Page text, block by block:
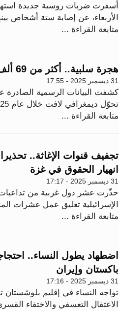
أسفرت ضربات روسية جديدة
الأربعاء، عن إصابة ستة أشخاص
متابعة القراءة ...
هجرة سلبية.. أكثر من 69 ألف مقيم يغادرون إسرائيل في 2025
31 ديسمبر 2025 - 17:55
كشفت البيانات الرسمية الصادرة
تحوّل ديمغرافي لافت خلال عام 2025، يتمثل في تسجيل...
متابعة القراءة ...
تجفيف قنوات الإغاثة..
انهيار الحقوق في غزة
31 ديسمبر 2025 - 17:17
حذّرت عشر دول غربية من
الإسرائيلية تعليق عمل عشرات
متابعة القراءة ...
اضطهاد يطول النساء..
باكستان وإيران
31 ديسمبر 2025 - 17:16
تواجه النساء في إقليم
الاعتقال التعسفي والاختفاء